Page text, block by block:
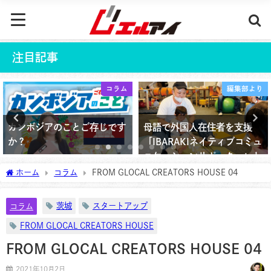
注目記事
コラム
カンボジアのことご存じです
か？
編集部より
母語で外国人在住者を支援
「IBARAKIネイティブコミュ
ニケーションサポーター」と
は？
ホーム コラム FROM GLOCAL CREATORS HOUSE 04
コラム 茨城 スタートアップ
FROM GLOCAL CREATORS HOUSE
FROM GLOCAL CREATORS HOUSE 04
2021年10月2日